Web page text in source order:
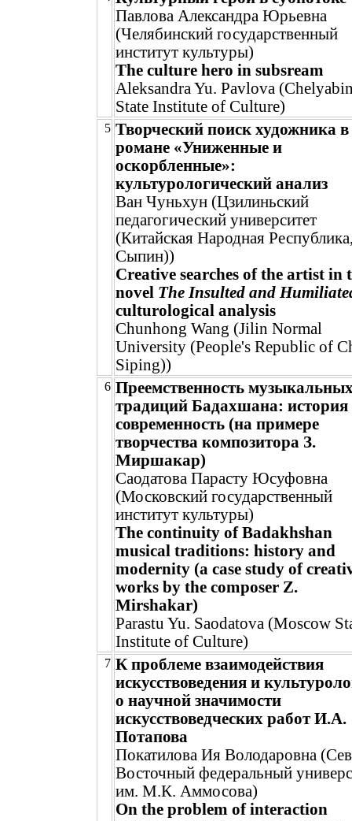
Павлова Александра Юрьевна
(Челябинский государственный
институт культуры)
The culture hero in subsream
Aleksandra Yu. Pavlova
State Institute of Culture)
5 Творческий поиск художника в
романе «Униженные и
оскорбленные»:
культурологический анализ
Ван Чуньхун (Цзилиньский
педагогический университет
(Китайская Народная
Сыпин))
Creative searches of the artist in
novel The Insulted and
culturological analysis
Chunhong Wang (Jilin Normal
University (People's Republic of
Siping))
6 Преемственность
традиций Бадахшана: история
современность (на примере
творчества композитора З.
Миршакар)
Саодатова Парасту Юсуфовна
(Московский государственный
институт культуры)
The continuity of Badakhshan
musical traditions: history and
modernity (a case study of
works by the composer Z.
Mirshakar)
Parastu Yu. Saodatova (Moscow
Institute of Culture)
7 К проблеме взаимодействия
искусствоведения и
о научной значимости
искусствоведческих работ И.А.
Потапова
Покатилова Ия Володаровна
Восточный федеральный
им. М.К. Аммосова)
On the problem of interaction